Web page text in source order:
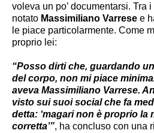
voleva un po’ documentarsi. Tra i
notato Massimiliano Varrese e
le piace particolarmente. Come
proprio lei:
“Posso dirti che, guardando
del corpo, non mi piace
aveva Massimiliano Varrese.
visto sui suoi social che fa
detta: ‘magari non è proprio la
corretta’”, ha concluso con una